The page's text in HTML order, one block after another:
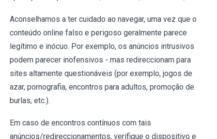
Aconselhamos a ter cuidado ao navegar, uma vez que o
conteúdo online falso e perigoso geralmente parece
legítimo e inócuo. Por exemplo, os anúncios intrusivos
podem parecer inofensivos - mas redireccionam para
sites altamente questionáveis (por exemplo, jogos de
azar, pornografia, encontros para adultos, promoção de
burlas, etc.).
Em caso de encontros contínuos com tais
anúncios/redireccionamentos, verifique o dispositivo e